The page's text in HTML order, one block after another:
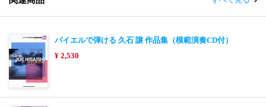
バイエルで弾ける 久石 譲 作品集（模範演奏CD付）
¥ 2,530